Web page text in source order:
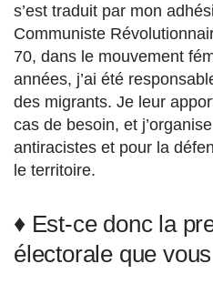
s’est traduit par mon
Communiste
70, dans le mouvement
années, j’ai été
des migrants. Je leur
cas de besoin, et
antiracistes et pour la
le territoire.
♦ Est-ce donc la
électorale que